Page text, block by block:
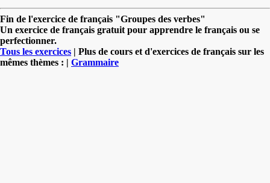
Fin de l'exercice de français "Groupes des verbes"
Un exercice de français gratuit pour apprendre le français ou se
perfectionner.
Tous les exercices | Plus de cours et d'exercices de français sur les
mêmes thèmes : | Grammaire